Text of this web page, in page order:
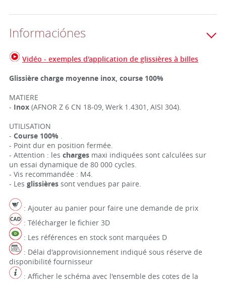
Informaciónes
Vidéo - exemples d'application de glissières à billes
Glissière charge moyenne inox, course 100%
MATIERE
- Inox(AFNOR Z 6 CN 18-09, Werk 1.4301, AISI 304).
UTILISATION
- Course 100%.
- Point dur en position fermée.
- Attention : les chargesmaxi indiquées sont calculées sur
un essai dynamique de 80 000 cycles.
- Vis recommandée : M4.
- Les glissièressont vendues par paire.
: Ajouter au panier pour faire une demande de prix
: Télécharger le fichier 3D
: Les références en stock sont marquées D
: Délai d'approvisionnement indiqué sous réserve de
disponibilité fournisseur
: Afficher le schéma avec l'ensemble des cotes de la